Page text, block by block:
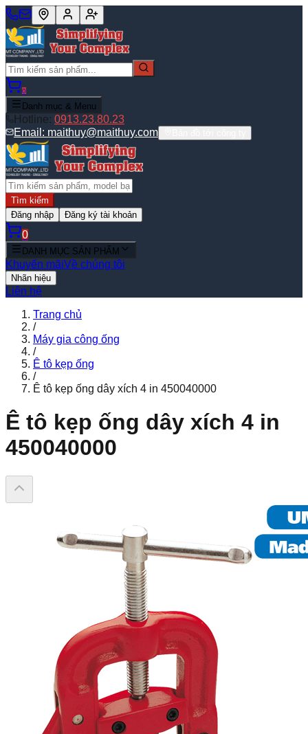
0
Danh mục & Menu
Hotline: 0913.23.80.23
Email: maithuy@maithuy.com
Tìm kiếm
Đăng nhập
Đăng ký tài khoản
0
DANH MỤC SẢN PHẨM
Khuyến mãiVề chúng tôi
Nhãn hiệu
Liên hệ
Trang chủ
/
Máy gia công ống
/
Ê tô kẹp ống
/
Ê tô kẹp ống dây xích 4 in 450040000
Ê tô kẹp ống dây xích 4 in
450040000